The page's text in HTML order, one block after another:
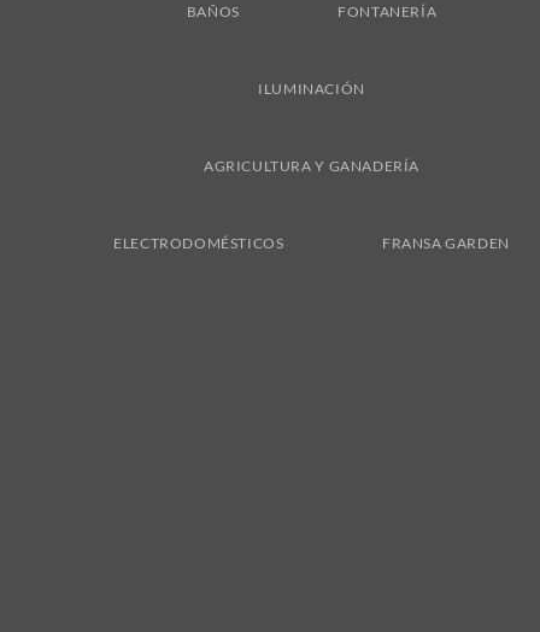
BAÑOS FONTANERÍA
ILUMINACIÓN
AGRICULTURA Y GANADERÍA
ELECTRODOMÉSTICOS FRANSA GARDEN